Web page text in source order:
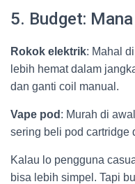
5. Budget:
Rokok elektrik: Mahal
lebih hemat dalam
dan ganti coil manual.
Vape pod : Murah di
sering beli pod cartridge
Kalau lo pengguna
bisa lebih simpel. Tapi